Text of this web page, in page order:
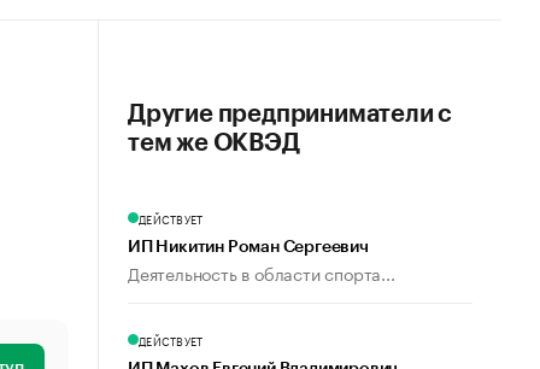
Другие предприниматели с
тем же ОКВЭД
ДЕЙСТВУЕТ
ИП Никитин Роман Сергеевич
Деятельность в области спорта...
ДЕЙСТВУЕТ